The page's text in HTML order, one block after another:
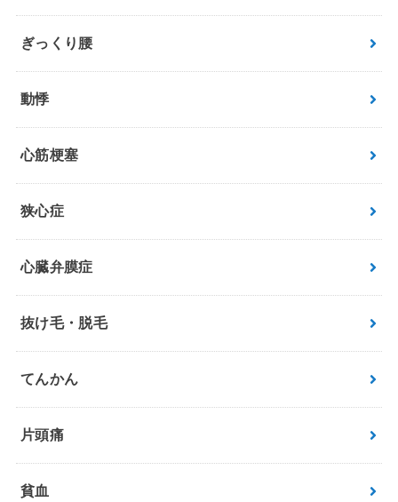
ぎっくり腰
動悸
心筋梗塞
狭心症
心臓弁膜症
抜け毛・脱毛
てんかん
片頭痛
貧血